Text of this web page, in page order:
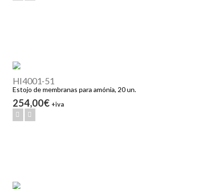
HI4001-51
Estojo de membranas para amónia, 20 un.
254,00€ +iva